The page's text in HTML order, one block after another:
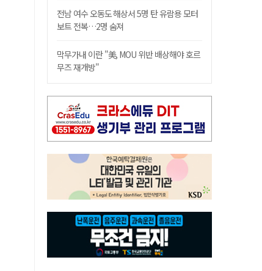
전남 여수 오동도 해상서 5명 탄 유람용 모터
보트 전복…2명 숨져
막무가내 이란 "美, MOU 위반 배상해야 호르
무즈 재개방"